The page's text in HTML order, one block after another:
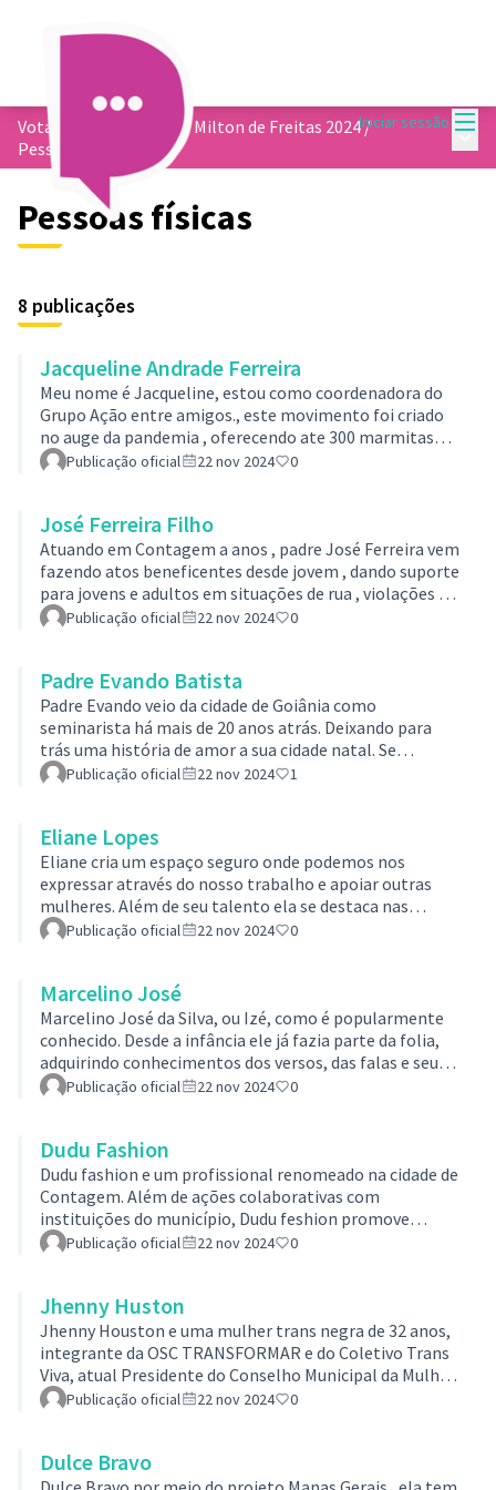
Iniciar sessão
Votação do 13º Prêmio Milton de Freitas 2024/
Pessoas físicas
Pessoas físicas
8 publicações
Jacqueline Andrade Ferreira
Meu nome é Jacqueline, estou como coordenadora do
Grupo Ação entre amigos., este movimento foi criado
no auge da pandemia , oferecendo ate 300 marmitas
nas ruas da cidade toda semana para levar alimentos e
tomar banhos quentesAcesse o link para realizar sua
votação: VOTAÇÃO POPULAR DOS FINALISTAS PARA 13°
PRÊMIO MILTON DE FREITAS - Decide Contagem
Publicação oficial 22 nov 2024 0
José Ferreira Filho
Atuando em Contagem a anos , padre José Ferreira vem
fazendo atos beneficentes desde jovem , dando suporte
para jovens e adultos em situações de rua , violações de
direitos e pessoas em precárias estados de moradia ,
POPULAR DOS FINALISTAS PARA 13° PRÊMIO MILTON
DE FREITAS - Decide Contagem
Publicação oficial 22 nov 2024 0
Padre Evando Batista
Padre Evando veio da cidade de Goiânia como
seminarista há mais de 20 anos atrás. Deixando para
trás uma história de amor a sua cidade natal. Se
tornando padre na nossa cidade de Contagem e
lutas sociais, sempre visando buscar modificar a vida
daqueles que passaram e passa pela Associação
CreAcesse o link para realizar sua votação: VOTAÇÃO
POPULAR DOS FINALISTAS PARA 13° PRÊMIO MILTON
DE FREITAS - D…
Publicação oficial 22 nov 2024 1
Eliane Lopes
Eliane cria um espaço seguro onde podemos nos
expressar através do nosso trabalho e apoiar outras
mulheres. Além de seu talento ela se destaca nas
mídias sociais, produzindo vídeos e fotos que ajudam
cidade, onde busca contribuir com a comunidade.Acesse
o link para realizar sua votação: VOTAÇÃO POPULAR
DOS FINALISTAS PARA 13° PRÊMIO MILTON DE FREITAS
- Decide Contagem
Publicação oficial 22 nov 2024 0
Marcelino José
Marcelino José da Silva, ou Izé, como é popularmente
conhecido. Desde a infância ele já fazia parte da folia,
adquirindo conhecimentos dos versos, das falas e seus
ritos. Com essa preparação, em 2019, ele assumiu este
Folia de Reis, mas também as outras tradições da
Comunidade Quilombola dos Arturos.Acesse o link para
realizar sua votação: VOTAÇÃO POPULAR DOS
FINALISTAS PARA 13° PRÊMIO MILTON …
Publicação oficial 22 nov 2024 0
Dudu Fashion
Dudu fashion e um profissional renomeado na cidade de
Contagem. Além de ações colaborativas com
instituições do município, Dudu feshion promove
mobilizações sociais em diversos âmbitos,
VOTAÇÃO POPULAR DOS FINALISTAS PARA 13° PRÊMIO
MILTON DE FREITAS - Decide Contagem
Publicação oficial 22 nov 2024 0
Jhenny Huston
Jhenny Houston e uma mulher trans negra de 32 anos,
integrante da OSC TRANSFORMAR e do Coletivo Trans
Viva, atual Presidente do Conselho Municipal da Mulher
de Contagem,sendo a primeira mulher trans presidente
cotidianamente às classes vulneráveis, pelo gênero e
pela raça e no fomento a educação e empregabilidade
Publicação oficial 22 nov 2024 0
Dulce Bravo